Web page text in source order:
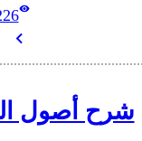
شرح أصول